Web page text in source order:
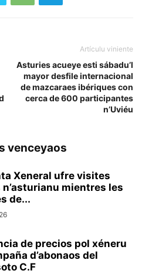
Artículu viniente
Asturies acueye esti sábadu’l
mayor desfile internacional
de mazcaraes ibériques con
cerca de 600 participantes
n’Uviéu
venceyaos
Xeneral ufre visites
n’asturianu mientres les
de...
de precios pol xéneru
d’abonaos del
C.F